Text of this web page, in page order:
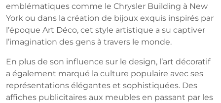
emblématiques comme le Chrysler Building à New
York ou dans la création de bijoux exquis inspirés par
l’époque Art Déco, cet style artistique a su captiver
l’imagination des gens à travers le monde.
En plus de son influence sur le design, l’art décoratif
a également marqué la culture populaire avec ses
représentations élégantes et sophistiquées. Des
affiches publicitaires aux meubles en passant par les